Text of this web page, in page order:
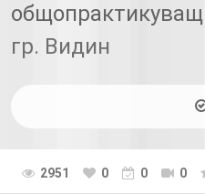
гр. Видин
2951 0 0 0